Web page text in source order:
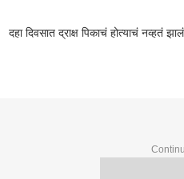
दहा दिवसात द्राक्ष पिकाचं होत्याचं नव्हतं